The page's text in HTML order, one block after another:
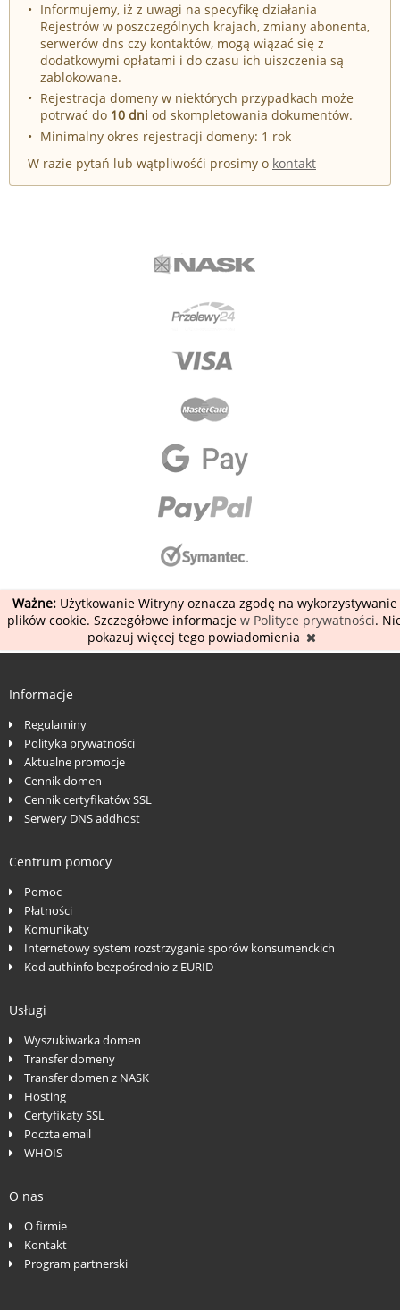
Informujemy, iż z uwagi na specyfikę działania
Rejestrów w poszczególnych krajach, zmiany abonenta,
serwerów dns czy kontaktów, mogą wiązać się z
dodatkowymi opłatami i do czasu ich uiszczenia są
zablokowane.
Rejestracja domeny w niektórych przypadkach może
potrwać do 10 dni od skompletowania dokumentów.
Minimalny okres rejestracji domeny: 1 rok
W razie pytań lub wątpliwośći prosimy o kontakt
Ważne:Użytkowanie Witryny oznacza zgodę na wykorzystywanie
plików cookie. Szczegółowe informacje w Polityce prywatności.
pokazuj więcej tego powiadomienia
Informacje
Regulaminy
Polityka prywatności
Aktualne promocje
Cennik domen
Cennik certyfikatów SSL
Serwery DNS addhost
Centrum pomocy
Pomoc
Płatności
Komunikaty
Internetowy system rozstrzygania sporów konsumenckich
Kod authinfo bezpośrednio z EURID
Usługi
Wyszukiwarka domen
Transfer domeny
Transfer domen z NASK
Hosting
Certyfikaty SSL
Poczta email
WHOIS
O nas
O firmie
Kontakt
Program partnerski